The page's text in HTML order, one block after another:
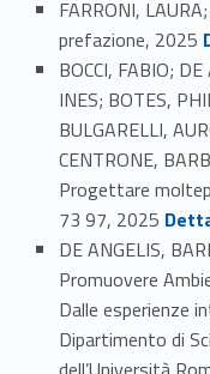
FARRONI,
prefazione, 2025 Link identifier
BOCCI, FABIO;
INES; BOTES,
BULGARELLI,
CENTRONE,
Progettare
73 97, 2025 Link identifier #identifier_person_198988-51
DE ANGELIS,
Promuovere
Dalle esperienze
Dipartimento di